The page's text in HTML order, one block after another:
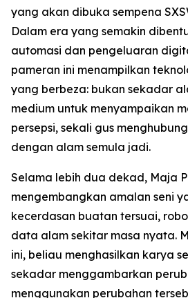
yang akan dibuka sempena
Dalam era yang semakin
automasi dan pengeluaran
pameran ini menampilkan
yang berbeza: bukan sekadar
medium untuk menyampaikan
persepsi, sekali gus
dengan alam semula jadi.
Selama lebih dua dekad, Maja
mengembangkan amalan seni
kecerdasan buatan tersuai,
data alam sekitar masa nyata.
ini, beliau menghasilkan karya
sekadar menggambarkan
menggunakan perubahan